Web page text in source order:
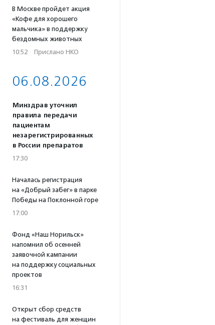
В Москве пройдет акция
«Кофе для хорошего
мальчика» в поддержку
бездомных животных
10:52 · Прислано НКО
06.08.2026
Минздрав уточнил
правила передачи
пациентам
незарегистрированных
в России препаратов
17:30
Началась регистрация
на «Добрый забег» в парке
Победы на Поклонной горе
17:00
Фонд «Наш Норильск»
напомнил об осенней
заявочной кампании
на поддержку социальных
проектов
16:31
Открыт сбор средств
на фестиваль для женщин